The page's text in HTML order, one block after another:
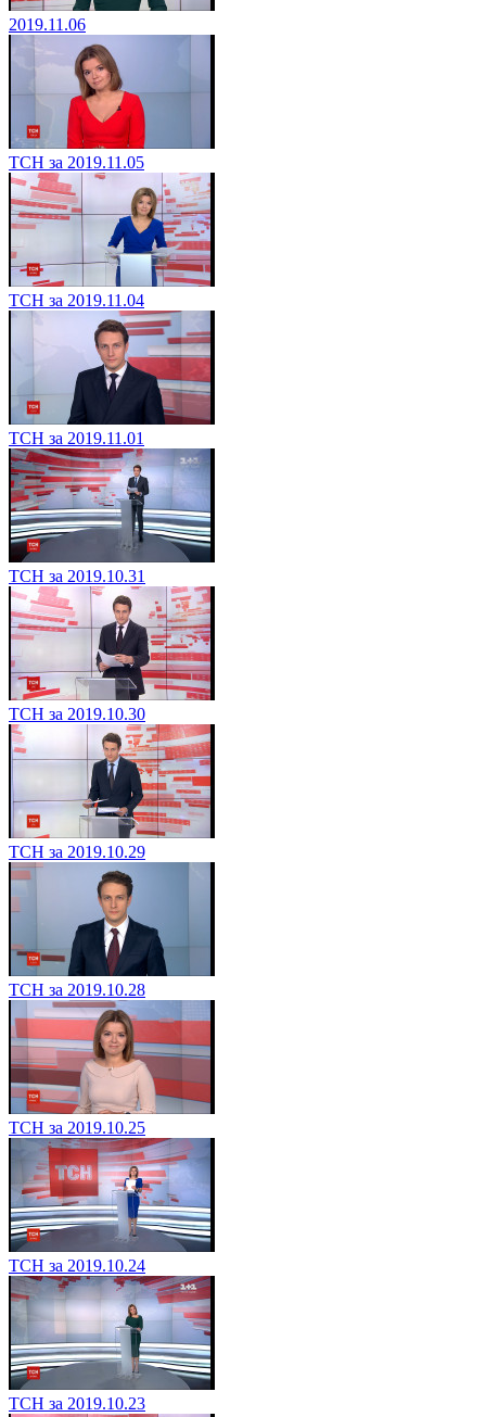
2019.11.06
ТСН за 2019.11.05
ТСН за 2019.11.04
ТСН за 2019.11.01
ТСН за 2019.10.31
ТСН за 2019.10.30
ТСН за 2019.10.29
ТСН за 2019.10.28
ТСН за 2019.10.25
ТСН за 2019.10.24
ТСН за 2019.10.23